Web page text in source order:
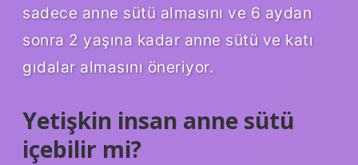
sadece anne sütü almasını ve 6 aydan
sonra 2 yaşına kadar anne sütü ve katı
gıdalar almasını öneriyor.
Yetişkin insan anne sütü
içebilir mi?